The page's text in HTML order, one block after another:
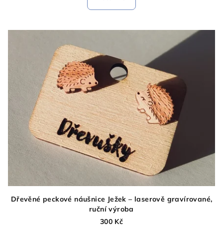
Dřevěné peckové náušnice Ježek – laserově gravírované,
ruční výroba
300 Kč